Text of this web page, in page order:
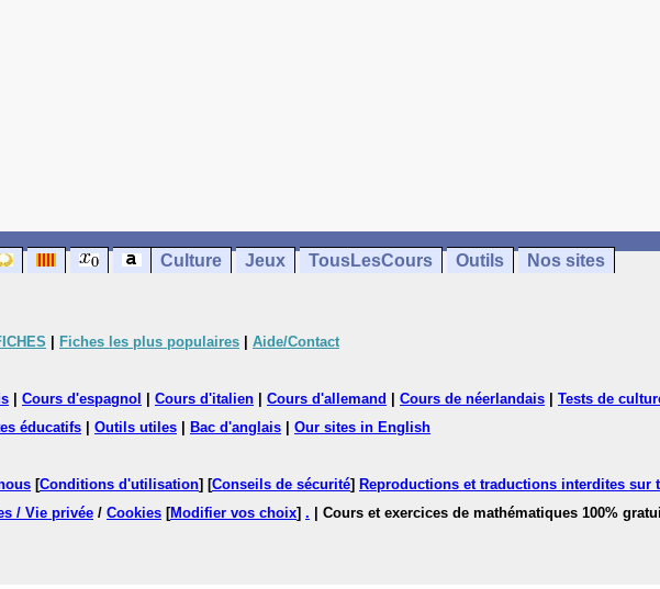
Culture Jeux TousLesCours Outils Nos sites
Fiches les plus populaires Aide/Contact
Cours d'espagnol Cours d'italien Cours d'allemand Cours de néerlandais Tests de
éducatifs Outils utiles Bac d'anglais Our sites in English
[Conditions d'utilisation] [Conseils de sécurité] Reproductions et traductions interdites
/ Vie privée / Cookies [Modifier vos choix] .
| Cours et exercices de mathématiques 100%